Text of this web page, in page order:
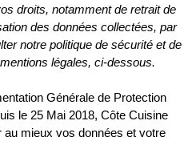
droits, notamment de retrait de
des données collectées, par
notre politique de sécurité et de
légales, ci-dessous.
Générale de Protection
le 25 Mai 2018, Côte Cuisine
au mieux vos données et votre